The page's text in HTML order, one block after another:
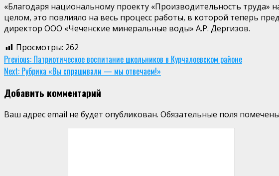
«Благодаря национальному проекту «Производительность
целом, это повлияло на весь процесс работы, в которой теперь
директор ООО «Чеченские минеральные воды» А.Р. Дергизов.
Просмотры: 262
Continue
Reading
Previous: Патриотическое воспитание школьников в Курчалоевском районе
Next: Рубрика «Вы спрашивали — мы отвечаем!»
Добавить комментарий
Ваш адрес email не будет опубликован. Обязательные поля помечены